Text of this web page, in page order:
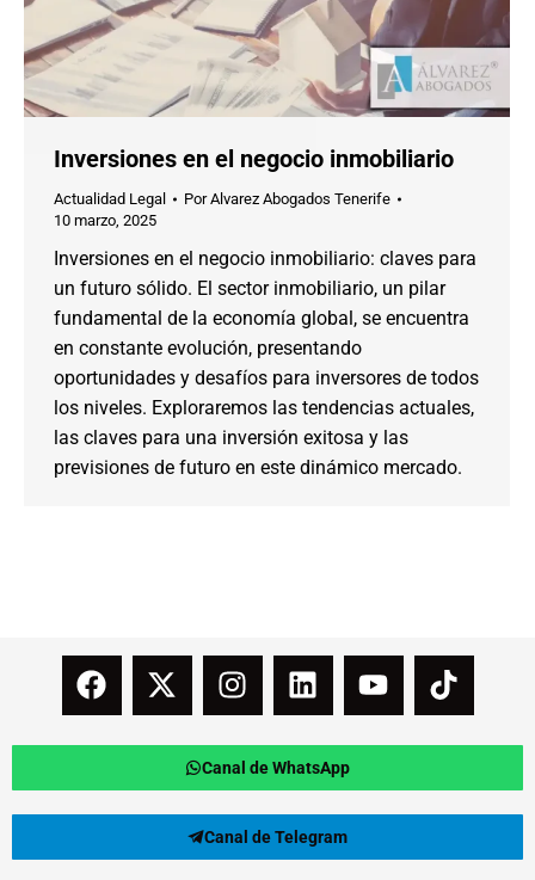
Inversiones en el negocio inmobiliario
Actualidad Legal PorAlvarez Abogados Tenerife
10 marzo, 2025
Inversiones en el negocio inmobiliario: claves para
un futuro sólido. El sector inmobiliario, un pilar
fundamental de la economía global, se encuentra
en constante evolución, presentando
oportunidades y desafíos para inversores de todos
los niveles. Exploraremos las tendencias actuales,
las claves para una inversión exitosa y las
previsiones de futuro en este dinámico mercado.
Canal de WhatsApp
Canal de Telegram